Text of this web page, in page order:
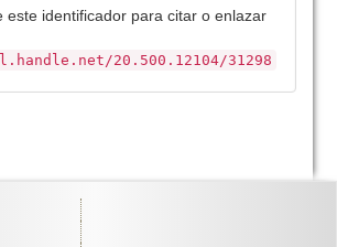
este identificador para citar o enlazar
20.500.12104/31298